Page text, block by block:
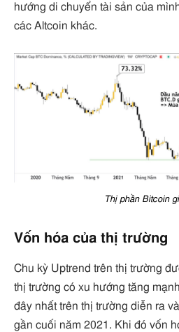
hướng di chuyển tài sản của
các Altcoin khác.
Thị phần Bitcoin
Vốn hóa của thị trường
Chu kỳ Uptrend trên thị trường
thị trường có xu hướng tăng
đây nhất trên thị trường diễn ra
gần cuối năm 2021. Khi đó vốn